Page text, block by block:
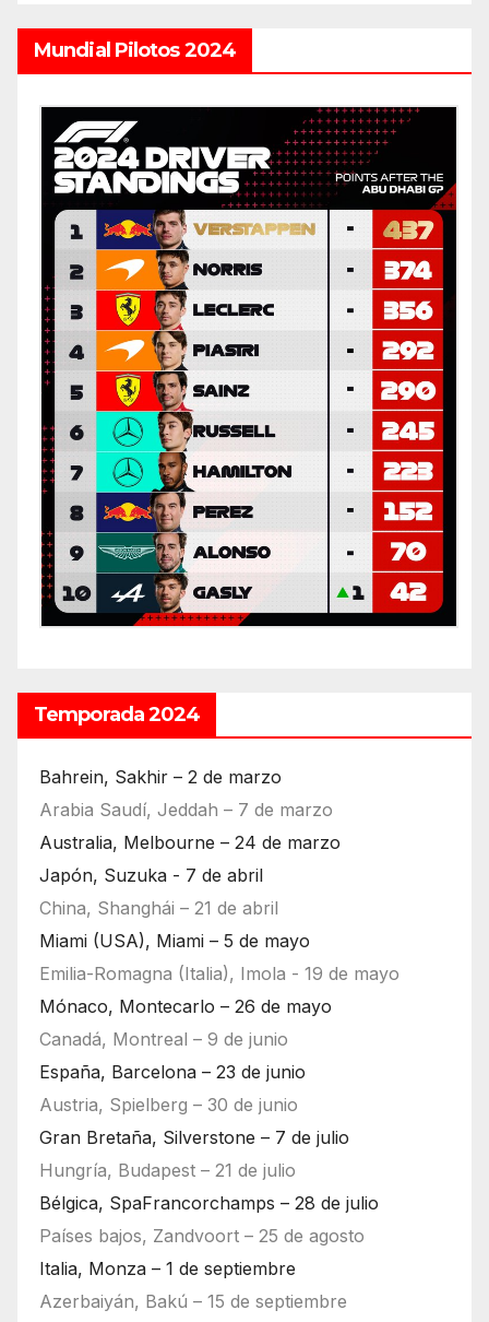
Mundial Pilotos 2024
Temporada 2024
Bahrein, Sakhir – 2 de marzo
Arabia Saudí, Jeddah – 7 de marzo
Australia, Melbourne – 24 de marzo
Japón, Suzuka - 7 de abril
China, Shanghái – 21 de abril
Miami (USA), Miami – 5 de mayo
Emilia-Romagna (Italia), Imola - 19 de mayo
Mónaco, Montecarlo – 26 de mayo
Canadá, Montreal – 9 de junio
España, Barcelona – 23 de junio
Austria, Spielberg – 30 de junio
Gran Bretaña, Silverstone – 7 de julio
Hungría, Budapest – 21 de julio
Bélgica, SpaFrancorchamps – 28 de julio
Países bajos, Zandvoort – 25 de agosto
Italia, Monza – 1 de septiembre
Azerbaiyán, Bakú – 15 de septiembre